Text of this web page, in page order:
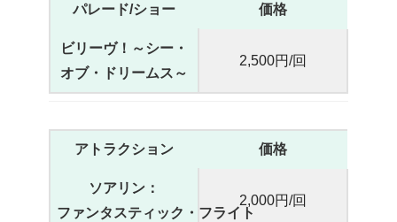
パレード/ショー 価格
ビリーヴ！～シー・
オブ・ドリームス～
2,500円/回
アトラクション 価格
ソアリン：
ファンタスティック・フライト
2,000円/回